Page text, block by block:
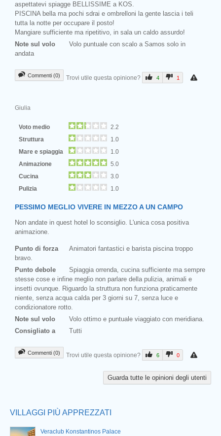
aspettatevi spiagge BELLISSIME a KOS.
PISCINA bella ma pochi sdrai e ombrelloni la gente lascia i teli
tutta la notte per occupare il posto!
Mangiare sufficiente ma ripetitivo, in sala un caldo assurdo!
Note sul volo
Volo puntuale con scalo a Samos solo in
andata
Commenti (0) Trovi utile questa opinione? 4 1
Giulia
Voto medio
2.2
Struttura
1.0
Mare e spiaggia
1.0
Animazione
5.0
Cucina
3.0
Pulizia
1.0
PESSIMO MEGLIO VIVERE IN MEZZO A UN CAMPO
Non andate in quest hotel lo sconsiglio. L'unica cosa positiva
animazione.
Punto di forza
Animatori fantastici e barista piscina troppo
bravo.
Punto debole
Spiaggia orrenda, cucina sufficiente ma sempre
stesse cose e infine meglio non parlare della pulizia, animali e
insetti ovunque. Riguardo la struttura non funziona praticamente
niente, senza acqua calda per 3 giorni su 7, senza luce e
condizionatore rotto.
Note sul volo
Volo ottimo e puntuale viaggiato con meridiana.
Consigliato a
Tutti
Commenti (0) Trovi utile questa opinione? 6 0
Guarda tutte le opinioni degli utenti
VILLAGGI PIÙ APPREZZATI
Veraclub Konstantinos Palace